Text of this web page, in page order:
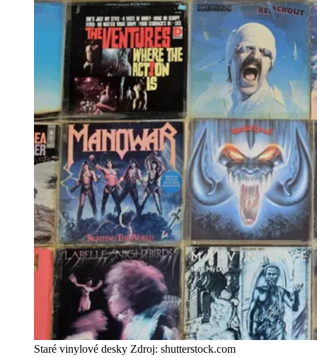
Staré vinylové desky Zdroj: shutterstock.com